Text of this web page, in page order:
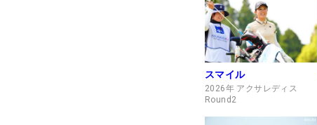
スマイル
2026年 アクサレディス
Round2